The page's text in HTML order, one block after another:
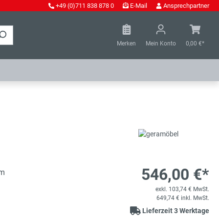
+49 (0)711 838 878 0 E-Mail Ansprechpartner
Merken Mein Konto 0,00 €*
546,00 €*
exkl. 103,74 € MwSt.
649,74 € inkl. MwSt.
Lieferzeit 3 Werktage